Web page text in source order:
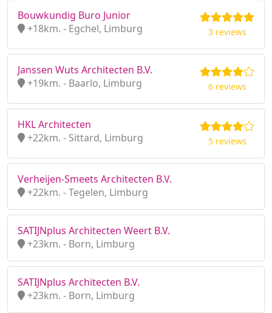
Bouwkundig Buro Junior
+18km. - Egchel, Limburg
3 reviews
Janssen Wuts Architecten B.V.
+19km. - Baarlo, Limburg
6 reviews
HKL Architecten
+22km. - Sittard, Limburg
5 reviews
Verheijen-Smeets Architecten B.V.
+22km. - Tegelen, Limburg
SATIJNplus Architecten Weert B.V.
+23km. - Born, Limburg
SATIJNplus Architecten B.V.
+23km. - Born, Limburg